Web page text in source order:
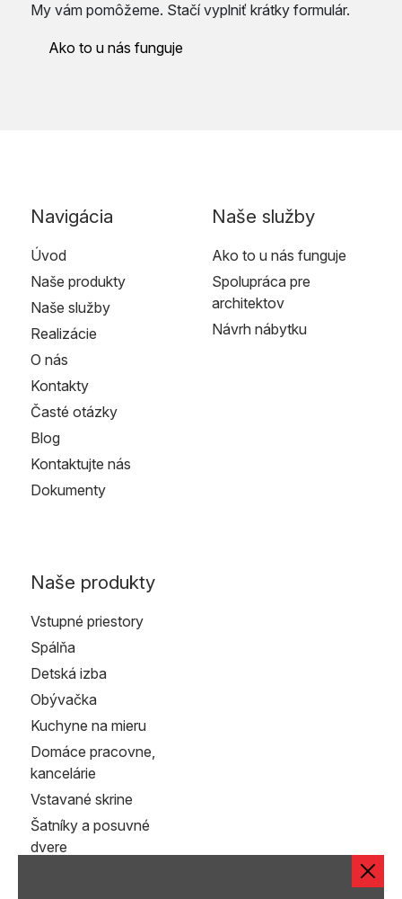
My vám pomôžeme. Stačí vyplniť krátky formulár.
Ako to u nás funguje
Navigácia
Úvod
Naše produkty
Naše služby
Realizácie
O nás
Kontakty
Časté otázky
Blog
Kontaktujte nás
Dokumenty
Naše služby
Ako to u nás funguje
Spolupráca pre
architektov
Návrh nábytku
Naše produkty
Vstupné priestory
Spálňa
Detská izba
Obývačka
Kuchyne na mieru
Domáce pracovne,
kancelárie
Vstavané skrine
Šatníky a posuvné
dvere